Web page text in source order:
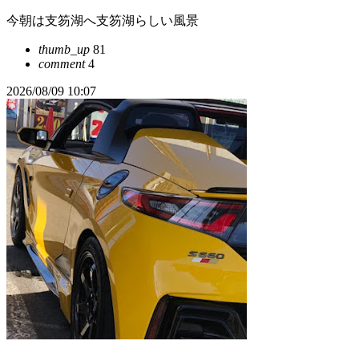
今朝は支笏湖へ支笏湖らしい風景
thumb_up 81
comment4
2026/08/09 10:07